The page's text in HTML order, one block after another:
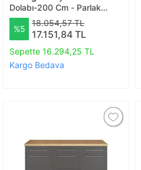
Dolabı-200 Cm - Parlak
Beyaz - Tezgah Dahil Değil
%5
18.054,57 TL
17.151,84 TL
Sepette 16.294,25 TL
Kargo Bedava